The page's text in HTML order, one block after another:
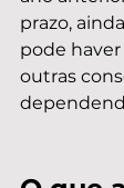
prazo,
pode
outras